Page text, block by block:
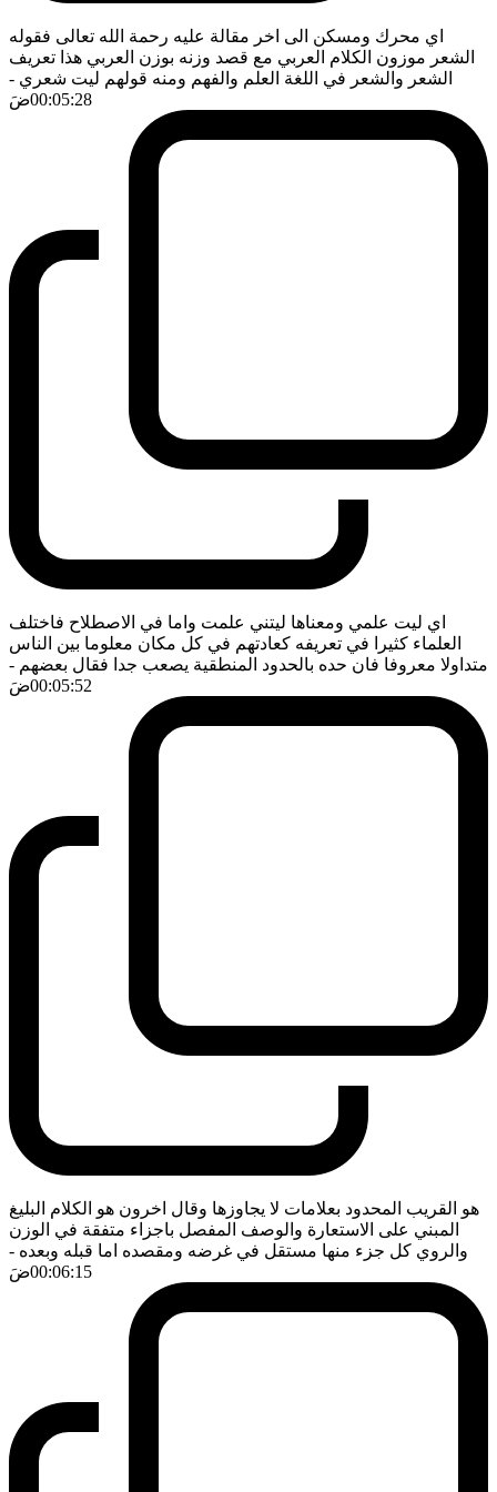
اي محرك ومسكن الى اخر مقالة عليه رحمة الله تعالى فقوله
الشعر موزون الكلام العربي مع قصد وزنه بوزن العربي هذا تعريف
الشعر والشعر في اللغة العلم والفهم ومنه قولهم ليت شعري -
00:05:28ضَ
اي ليت علمي ومعناها ليتني علمت واما في الاصطلاح فاختلف
العلماء كثيرا في تعريفه كعادتهم في كل مكان معلوما بين الناس
متداولا معروفا فان حده بالحدود المنطقية يصعب جدا فقال بعضهم -
00:05:52ضَ
هو القريب المحدود بعلامات لا يجاوزها وقال اخرون هو الكلام البليغ
المبني على الاستعارة والوصف المفصل باجزاء متفقة في الوزن
والروي كل جزء منها مستقل في غرضه ومقصده اما قبله وبعده -
00:06:15ضَ